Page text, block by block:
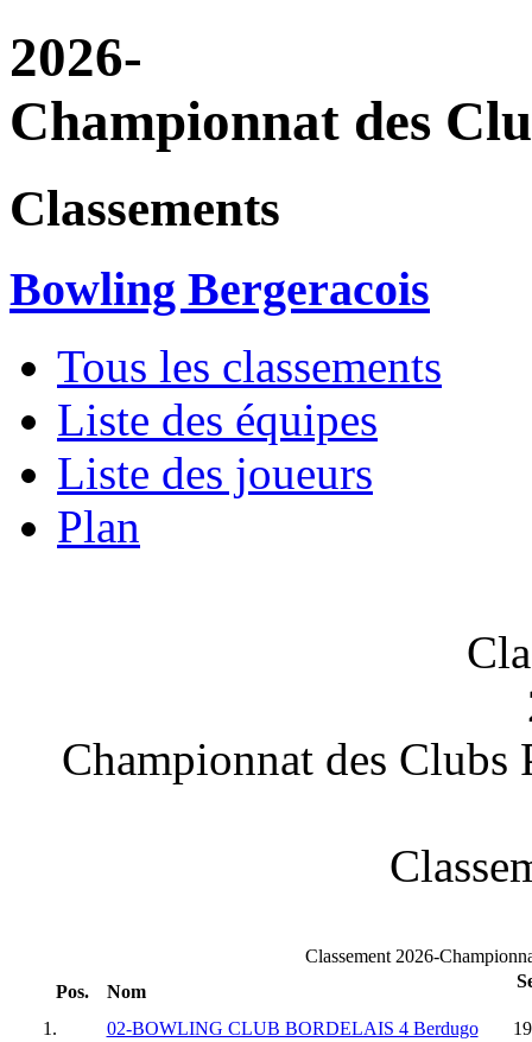
2026-
Championnat des
Classements
Bowling Bergeracois
Tous les classements
Liste des équipes
Liste des joueurs
Plan
Championnat des
Classement 2026-
Pos.
Nom
1. 02-BOWLING CLUB BORDELAIS 4 Berdugo